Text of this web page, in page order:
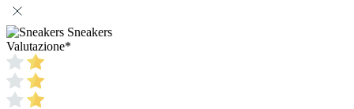
Sneakers
Valutazione*